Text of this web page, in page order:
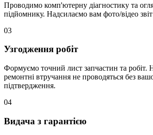
Проводимо комп'ютерну діагностику та
підйомнику. Надсилаємо вам фото/відео
03
Узгодження робіт
Формуємо точний лист запчастин та робіт.
ремонтні втручання не проводяться без
підтвердження.
04
Видача з гарантією